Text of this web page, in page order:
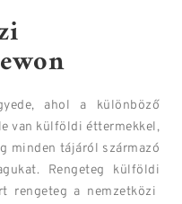
ahol a különböző
van külföldi éttermekkel,
minden tájáról származó
Rengeteg külföldi
rengeteg a nemzetközi